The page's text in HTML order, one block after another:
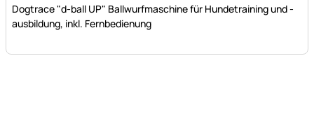
Dogtrace "d-ball UP" Ballwurfmaschine für Hundetraining und -
ausbildung, inkl. Fernbedienung